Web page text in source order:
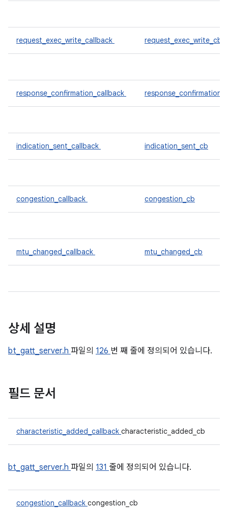
request_exec_write_callback request_exec_write_cb
response_confirmation_callback
indication_sent_callback indication_sent_cb
congestion_callback congestion_cb
mtu_changed_callback mtu_changed_cb
상세 설명
bt_gatt_server.h 파일의 126 번 째 줄에 정의되어 있습니다.
필드 문서
characteristic_added_callback characteristic_added_cb
bt_gatt_server.h 파일의 131 줄에 정의되어 있습니다.
congestion_callback congestion_cb